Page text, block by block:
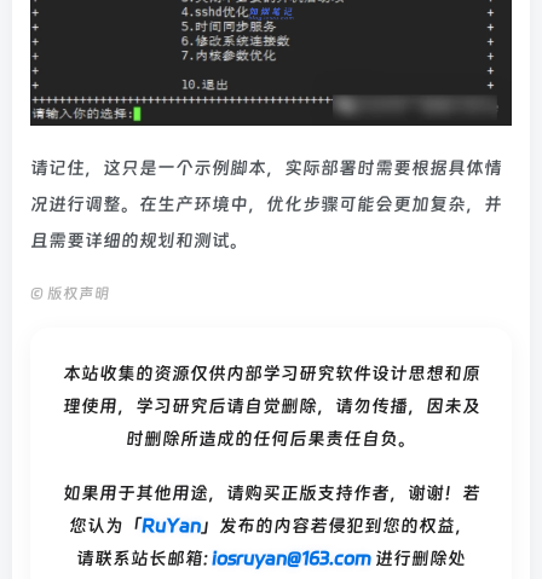
请记住，这只是一个示例脚本，实际部署时需要根据具体情
况进行调整。在生产环境中，优化步骤可能会更加复杂，并
且需要详细的规划和测试。
© 版权声明
本站收集的资源仅供内部学习研究软件设计思想和原
理使用，学习研究后请自觉删除，请勿传播，因未及
时删除所造成的任何后果责任自负。
如果用于其他用途，请购买正版支持作者，谢谢！若
您认为「RuYan」发布的内容若侵犯到您的权益，
请联系站长邮箱:iosruyan@163.com 进行删除处